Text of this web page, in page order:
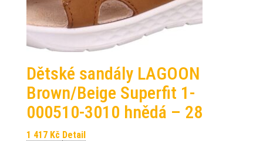
Dětské sandály LAGOON
Brown/Beige Superfit 1-
000510-3010 hnědá – 28
1 417 Kč Detail